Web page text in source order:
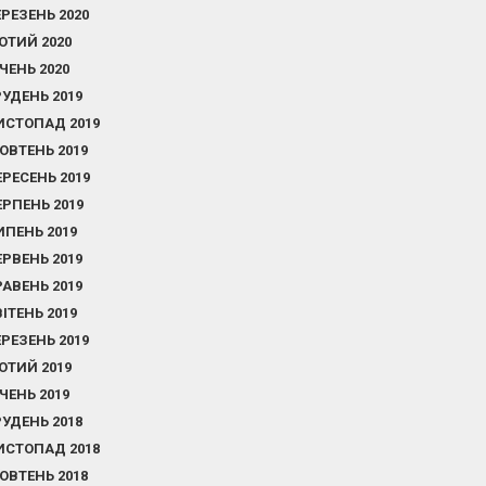
2020
2020
2020
2019
2019
2019
2019
2019
2019
2019
2019
2019
2019
2019
2019
2018
2018
2018